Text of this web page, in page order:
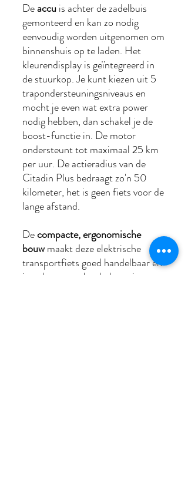
Deaccuis achter de zadelbuis
gemonteerd en kan zo nodig
eenvoudig worden uitgenomen om
binnenshuis op te laden. Het
kleurendisplay is geïntegreerd in
de stuurkop. Je kunt kiezen uit 5
trapondersteuningsniveaus en
mocht je even wat extra power
nodig hebben, dan schakel je de
boost-functie in. De motor
ondersteunt tot maximaal 25 km
per uur. De actieradius van de
Citadin Plus bedraagt zo'n 50
kilometer, het is geen fiets voor de
lange afstand.
Decompacte, ergonomische
bouwmaakt deze elektrische
transportfiets goed handelbaar en
inzetbaar voor het hele gezin.